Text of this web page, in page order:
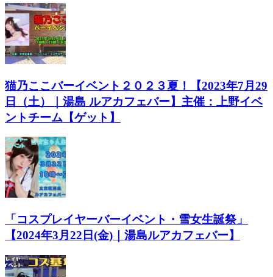
猫乃ここバーイベント２０２３夏！【2023年7月29
日（土）｜湯島 ルアカフェバー】主催：上野イベ
ントチーム【ゲット】
「コスプレイヤーバーイベント・雪女生誕祭」
【2024年3月22日(金)｜湯島ルアカフェバー】